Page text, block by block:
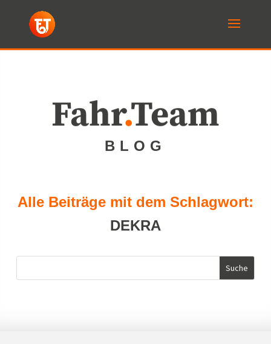
Fahr.Team
BLOG
Alle Beiträge mit dem Schlagwort:
DEKRA